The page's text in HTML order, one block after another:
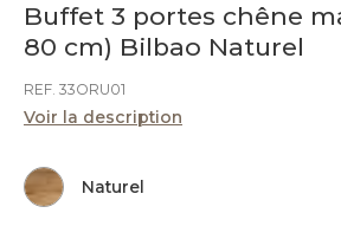
Buffet 3 portes chêne
80 cm) Bilbao Naturel
REF. 33ORU01
Voir la description
Naturel